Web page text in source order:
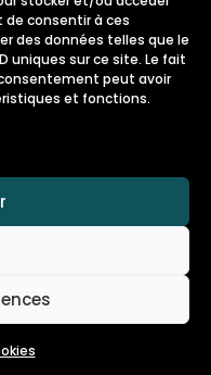
de consentir à ces
des données telles que le
uniques sur ce site. Le fait
peut avoir
et fonctions.